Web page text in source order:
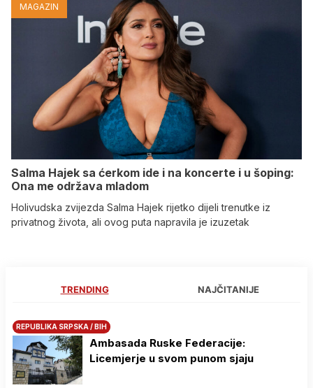
MAGAZIN
Salma Hajek sa ćerkom ide i na koncerte i u šoping:
Ona me održava mladom
Holivudska zvijezda Salma Hajek rijetko dijeli trenutke iz
privatnog života, ali ovog puta napravila je izuzetak
TRENDING NAJČITANIJE
REPUBLIKA SRPSKA / BIH
Ambasada Ruske Federacije:
Licemjerje u svom punom sjaju